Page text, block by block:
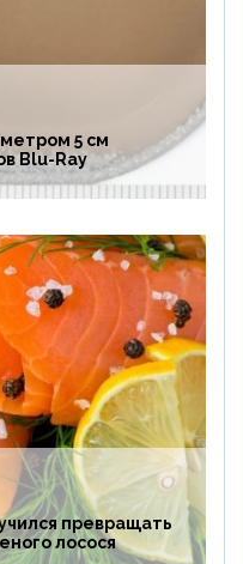
5 см
Blu-Ray
превращать
лосося